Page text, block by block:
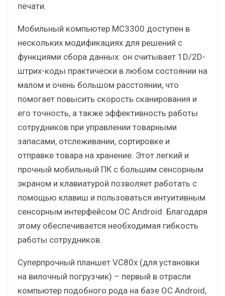
печати.
Мобильный компьютер MC3300 доступен в
нескольких модификациях для решений с
функциями сбора данных: он считывает 1D/2D-
штрих-коды практически в любом состоянии на
малом и очень большом расстоянии, что
помогает повысить скорость сканирования и
его точность, а также эффективность работы
сотрудников при управлении товарными
запасами, отслеживании, сортировке и
отправке товара на хранение. Этот легкий и
прочный мобильный ПК с большим сенсорным
экраном и клавиатурой позволяет работать с
помощью клавиш и пользоваться интуитивным
сенсорным интерфейсом ОС Android. Благодаря
этому обеспечивается необходимая гибкость
работы сотрудников.
Суперпрочный планшет VC80x (для установки
на вилочный погрузчик) – первый в отрасли
компьютер подобного рода на базе ОС Android,